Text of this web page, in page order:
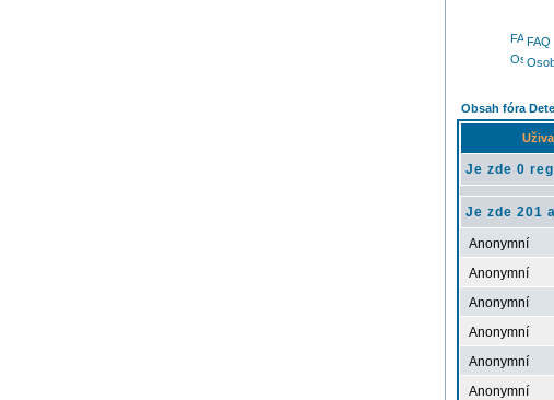
FAQ
Obsah fóra
Je zde 0
Je zde 201
Anonymní
Anonymní
Anonymní
Anonymní
Anonymní
Anonymní